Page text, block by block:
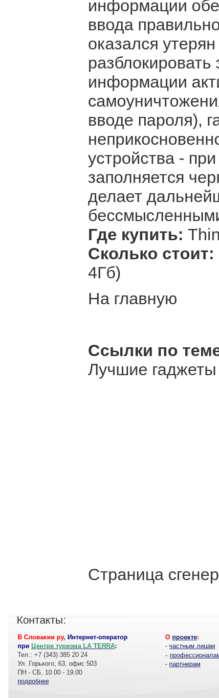
информации
ввода
оказался
разблокировать
информации
вводе пароля),
устройства -
заполняется
делает
Где купить:
Сколько стоит:
4Гб)
На главную
Ссылки по
Лучшие
Страница
Контакты:
В Словакии ру, Интернет-оператор
при Центре туризма LA TERRA:
Тел.: +7 (343) 385 20 24
Ул. Горького, 63, офис 503
ПН - СБ, 10.00 - 19.00
подробнее
О проекте:
- частным лицам
-
- партнерам